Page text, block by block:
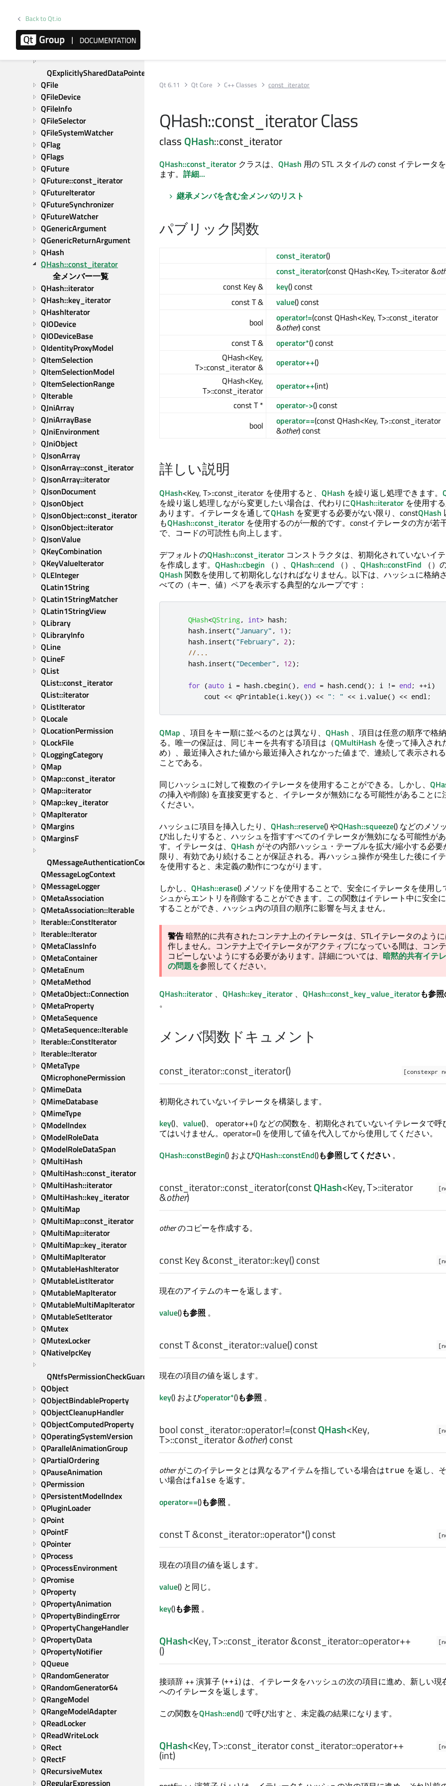
Back to Qt.io
QEventLoop
QEventLoopLocker
QException
QExplicitlySharedDataPointer
QFile
QFileDevice
QFileInfo
QFileSelector
QFileSystemWatcher
QFlag
QFlags
QFuture
QFuture::const_iterator
QFutureIterator
QFutureSynchronizer
QFutureWatcher
QGenericArgument
QGenericReturnArgument
QHash
QHash::const_iterator
全メンバー一覧
QHash::iterator
QHash::key_iterator
QHashIterator
QIODevice
QIODeviceBase
QIdentityProxyModel
QItemSelection
QItemSelectionModel
QItemSelectionRange
QIterable
QJniArray
QJniArrayBase
QJniEnvironment
QJniObject
QJsonArray
QJsonArray::const_iterator
QJsonArray::iterator
QJsonDocument
QJsonObject
QJsonObject::const_iterator
QJsonObject::iterator
QJsonValue
QKeyCombination
QKeyValueIterator
QLEInteger
QLatin1String
QLatin1StringMatcher
QLatin1StringView
QLibrary
QLibraryInfo
QLine
QLineF
QList
QList::const_iterator
QList::iterator
QListIterator
QLocale
QLocationPermission
QLockFile
QLoggingCategory
QMap
QMap::const_iterator
QMap::iterator
QMap::key_iterator
QMapIterator
QMargins
QMarginsF
QMessageAuthenticationCode
QMessageLogContext
QMessageLogger
QMetaAssociation
QMetaAssociation::Iterable
Iterable::ConstIterator
Iterable::Iterator
QMetaClassInfo
QMetaContainer
QMetaEnum
QMetaMethod
QMetaObject::Connection
QMetaProperty
QMetaSequence
QMetaSequence::Iterable
Iterable::ConstIterator
Iterable::Iterator
QMetaType
QMicrophonePermission
QMimeData
QMimeDatabase
QMimeType
QModelIndex
QModelRoleData
QModelRoleDataSpan
QMultiHash
QMultiHash::const_iterator
QMultiHash::iterator
QMultiHash::key_iterator
QMultiMap
QMultiMap::const_iterator
QMultiMap::iterator
QMultiMap::key_iterator
QMultiMapIterator
QMutableHashIterator
QMutableListIterator
QMutableMapIterator
QMutableMultiMapIterator
QMutableSetIterator
QMutex
QMutexLocker
QNativeIpcKey
QNtfsPermissionCheckGuard
QObject
QObjectBindableProperty
QObjectCleanupHandler
QObjectComputedProperty
QOperatingSystemVersion
QParallelAnimationGroup
QPartialOrdering
QPauseAnimation
QPermission
QPersistentModelIndex
QPluginLoader
QPoint
QPointF
QPointer
QProcess
QProcessEnvironment
QPromise
QProperty
QPropertyAnimation
QPropertyBindingError
QPropertyChangeHandler
QPropertyData
QPropertyNotifier
QQueue
QRandomGenerator
QRandomGenerator64
QRangeModel
QRangeModelAdapter
QReadLocker
QReadWriteLock
QRect
QRectF
QRecursiveMutex
QRegularExpression
Qt 6.11 Qt Core C++ Classes const_iterator
QHash::const_iterator Class
class QHash::const_iterator
QHash::const_iterator クラスは、 QHash 用の STL スタイルの const イテレータ
ます。 詳細...
継承メンバを含む全メンバのリスト
パブリック関数
const_iterator()
const_iterator(const QHash<Key, T>::iterator &
const Key &
key() const
const T &
value() const
bool
operator!=(const QHash<Key, T>::const_iterator
&other) const
const T &
operator*() const
QHash<Key,
T>::const_iterator &
operator++()
QHash<Key,
T>::const_iterator
operator++(int)
const T *
operator->() const
bool
operator==(const QHash<Key, T>::const_iterator
&other) const
詳しい説明
QHash<Key, T>::const_iterator を使用すると、 QHash を繰り返し処理できます。
を繰り返し処理しながら変更したい場合は、代わりにQHash::iterator を使用す
あります。イテレータを通してQHash を変更する必要がない限り、constQHash
もQHash::const_iterator を使用するのが一般的です。constイテレータの方が若
で、コードの可読性も向上します。
デフォルトのQHash::const_iterator コンストラクタは、初期化されていないイ
を作成します。 QHash::cbegin （）、 QHash::cend （）、 QHash::constFind （）
QHash 関数を使用して初期化しなければなりません。以下は、ハッシュに格納
べての（キー、値）ペアを表示する典型的なループです：
QHash<QString, int> hash;
    hash
.insert( "January" , 1 );
    hash
.insert( "February" , 2);
//...
    hash
.insert( "December" , 12);
for (auto i = hash.cbegin() , end = hash.cend(); i ! = end; ++i)
        cout
<< qPrintable(i.key()) << ": " << i.value() << endl;
QMap 、項目をキー順に並べるのとは異なり、 QHash 、項目は任意の順序で格
る。唯一の保証は、同じキーを共有する項目は（QMultiHash を使って挿入され
め）、最近挿入された値から最近挿入されなかった値まで、連続して表示され
ことである。
同じハッシュに対して複数のイテレータを使用することができる。しかし、
の挿入や削除) を直接変更すると、イテレータが無効になる可能性があることに
ください。
ハッシュに項目を挿入したり、 QHash::reserve() やQHash::squeeze() などのメソ
び出したりすると、ハッシュを指すすべてのイテレータが無効になる可能性が
す。イテレータは、 QHash がその内部ハッシュ・テーブルを拡大/縮小する必要
限り、有効であり続けることが保証される。再ハッシュ操作が発生した後にイ
を使用すると、未定義の動作につながります。
しかし、 QHash::erase() メソッドを使用することで、安全にイテレータを使用し
シュからエントリを削除することができます。この関数はイテレート中に安全
することができ、ハッシュ内の項目の順序に影響を与えません。
警告暗黙的に共有されたコンテナ上のイテレータは、STLイテレータのよう
作しません。コンテナ上でイテレータがアクティブになっている間は、コン
コピーしないようにする必要があります。詳細については、 暗黙的共有イテ
の問題を参照してください。
QHash::iterator 、 QHash::key_iterator 、 QHash::const_key_value_iteratorも参
。
メンバ関数ドキュメント
[constexpr
const_iterator::const_iterator()
初期化されていないイテレータを構築します。
key()、 value()、 operator++() などの関数を、初期化されていないイテレータで呼
てはいけません。operator=() を使用して値を代入してから使用してください。
QHash::constBegin() およびQHash::constEnd()も参照してください 。
const_iterator::const_iterator(constQHash<Key,T>::iterator
&other)
otherのコピーを作成する。
constKey&const_iterator::key() const
現在のアイテムのキーを返します。
value()も参照 。
constT&const_iterator::value() const
現在の項目の値を返します。
key() およびoperator*()も参照 。
bool const_iterator::operator!=(constQHash<Key,
T>::const_iterator&other) const
otherがこのイテレータとは異なるアイテムを指している場合はtrue を返し、
い場合はfalse を返す。
operator==()も参照 。
constT&const_iterator::operator*() const
現在の項目の値を返します。
value() と同じ。
key()も参照 。
QHash<Key,T>::const_iterator&const_iterator::operator++
()
接頭辞 ++ 演算子 (++i) は、イテレータをハッシュの次の項目に進め、新しい現
へのイテレータを返します。
この関数をQHash::end() で呼び出すと、未定義の結果になります。
QHash<Key,T>::const_iteratorconst_iterator::operator++
(int)